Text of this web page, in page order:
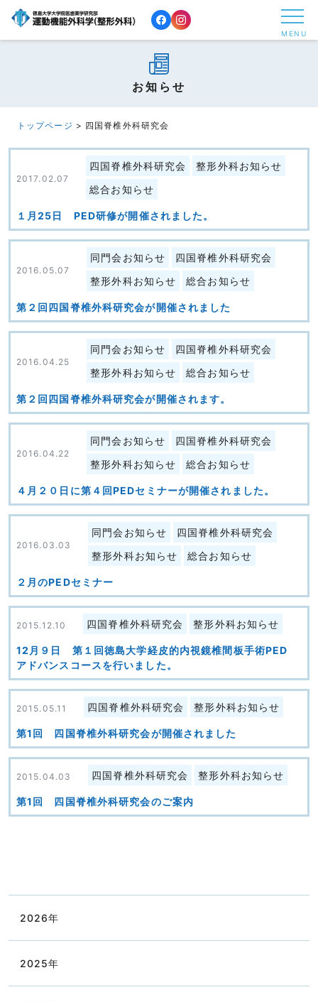
へ
MENU
お知らせ
トップページ > 四国脊椎外科研究会
2017.02.07
四国脊椎外科研究会
整形外科お知らせ
総合お知らせ
１月25日 PED研修が開催されました。
2016.05.07
同門会お知らせ
四国脊椎外科研究会
整形外科お知らせ
総合お知らせ
第２回四国脊椎外科研究会が開催されました
2016.04.25
同門会お知らせ
四国脊椎外科研究会
整形外科お知らせ
総合お知らせ
第２回四国脊椎外科研究会が開催されます。
2016.04.22
同門会お知らせ
四国脊椎外科研究会
整形外科お知らせ
総合お知らせ
４月２０日に第４回PEDセミナーが開催されました。
2016.03.03
同門会お知らせ
四国脊椎外科研究会
整形外科お知らせ
総合お知らせ
２月のPEDセミナー
2015.12.10 四国脊椎外科研究会 整形外科お知らせ
12月９日 第１回徳島大学経皮的内視鏡椎間板手術PED
アドバンスコースを行いました。
2015.05.11 四国脊椎外科研究会 整形外科お知らせ
第1回 四国脊椎外科研究会が開催されました
2015.04.03 四国脊椎外科研究会 整形外科お知らせ
第1回 四国脊椎外科研究会のご案内
2026年
2025年